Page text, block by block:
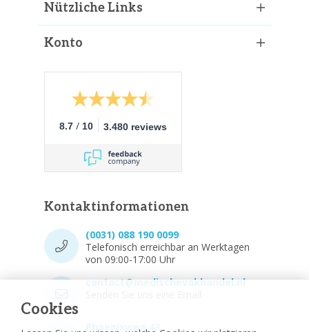
Cookies
Nützliche Links
Konto
8.7 / 10 3.480 reviews
Kontaktinformationen
(0031) 088 190 0099
Telefonisch erreichbar an Werktagen
von 09:00-17:00 Uhr
contact@medischevakhandel.nl
Phoenixweg 43,